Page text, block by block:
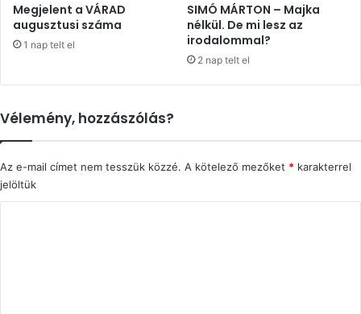
Megjelent a VÁRAD
augusztusi száma
1 nap telt el
SIMÓ MÁRTON – Majka
nélkül. De mi lesz az
irodalommal?
2 nap telt el
Vélemény, hozzászólás?
Az e-mail címet nem tesszük közzé. A kötelező mezőket * karakterrel
jelöltük